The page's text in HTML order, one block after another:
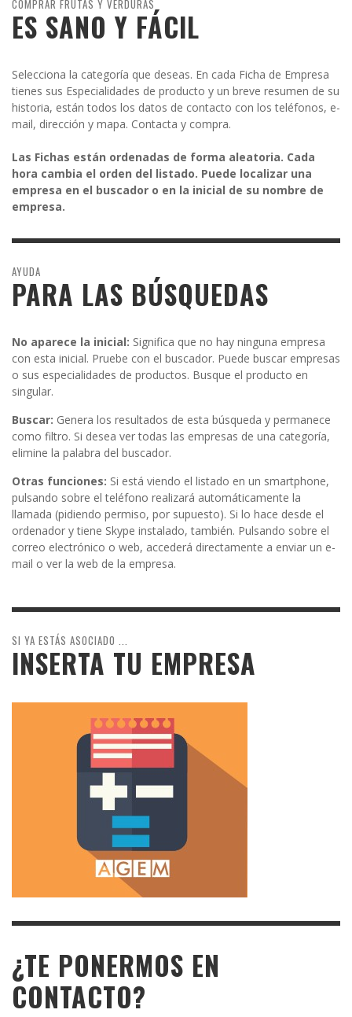
COMPRAR FRUTAS Y VERDURAS
ES SANO Y FÁCIL
Selecciona la categoría que deseas. En cada Ficha de Empresa
tienes sus Especialidades de producto y un breve resumen de su
historia, están todos los datos de contacto con los teléfonos, e-
mail, dirección y mapa. Contacta y compra.
Las Fichas están ordenadas de forma aleatoria. Cada
hora cambia el orden del listado. Puede localizar una
empresa en el buscador o en la inicial de su nombre de
empresa.
AYUDA
PARA LAS BÚSQUEDAS
No aparece la inicial: Significa que no hay ninguna empresa
con esta inicial. Pruebe con el buscador. Puede buscar empresas
o sus especialidades de productos. Busque el producto en
singular.
Buscar: Genera los resultados de esta búsqueda y permanece
como filtro. Si desea ver todas las empresas de una categoría,
elimine la palabra del buscador.
Otras funciones: Si está viendo el listado en un smartphone,
pulsando sobre el teléfono realizará automáticamente la
llamada (pidiendo permiso, por supuesto). Si lo hace desde el
ordenador y tiene Skype instalado, también. Pulsando sobre el
correo electrónico o web, accederá directamente a enviar un e-
mail o ver la web de la empresa.
SI YA ESTÁS ASOCIADO ...
INSERTA TU EMPRESA
¿TE PONERMOS EN
CONTACTO?